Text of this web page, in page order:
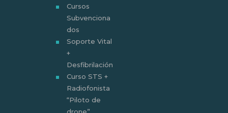
Cursos
Subvenciona
dos
Soporte Vital
+
Desfibrilación
Curso STS +
Radiofonista
“Piloto de